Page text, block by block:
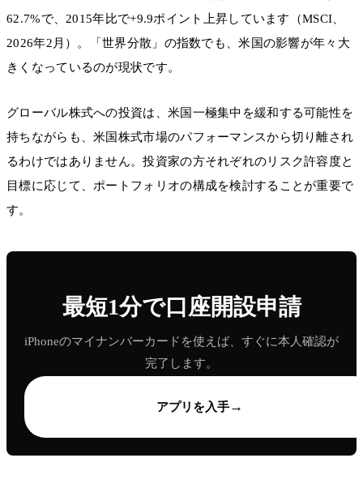
62.7%で、2015年比で+9.9ポイント上昇しています（MSCI、
2026年2月）。「世界分散」の指数でも、米国の影響が年々大
きくなっているのが現状です。
グローバル株式への投資は、米国一極集中を緩和する可能性を
持ちながらも、米国株式市場のパフォーマンスから切り離され
るわけではありません。投資家の方それぞれのリスク許容度と
目標に応じて、ポートフォリオの構成を検討することが重要で
す。
最短1分で口座開設申請
iPhoneのマイナンバーカードを使えば、すぐに本人確認が
完了します。
アプリを入手→